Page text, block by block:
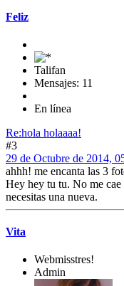
Feliz
Talifan
Mensajes: 11
En línea
Re:hola holaaaa!
#3
29 de Octubre de 2014,
ahhh! me encanta las 3
Hey hey tu tu. No me
necesitas una nueva.
Vita
Webmisstres!
Admin